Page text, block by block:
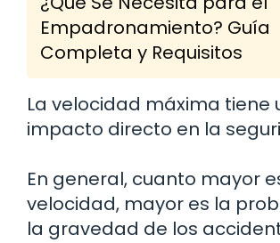
Empadronamiento? Guía
Completa y Requisitos
La velocidad máxima tiene
impacto directo en la
En general, cuanto mayor
velocidad, mayor es la
la gravedad de los